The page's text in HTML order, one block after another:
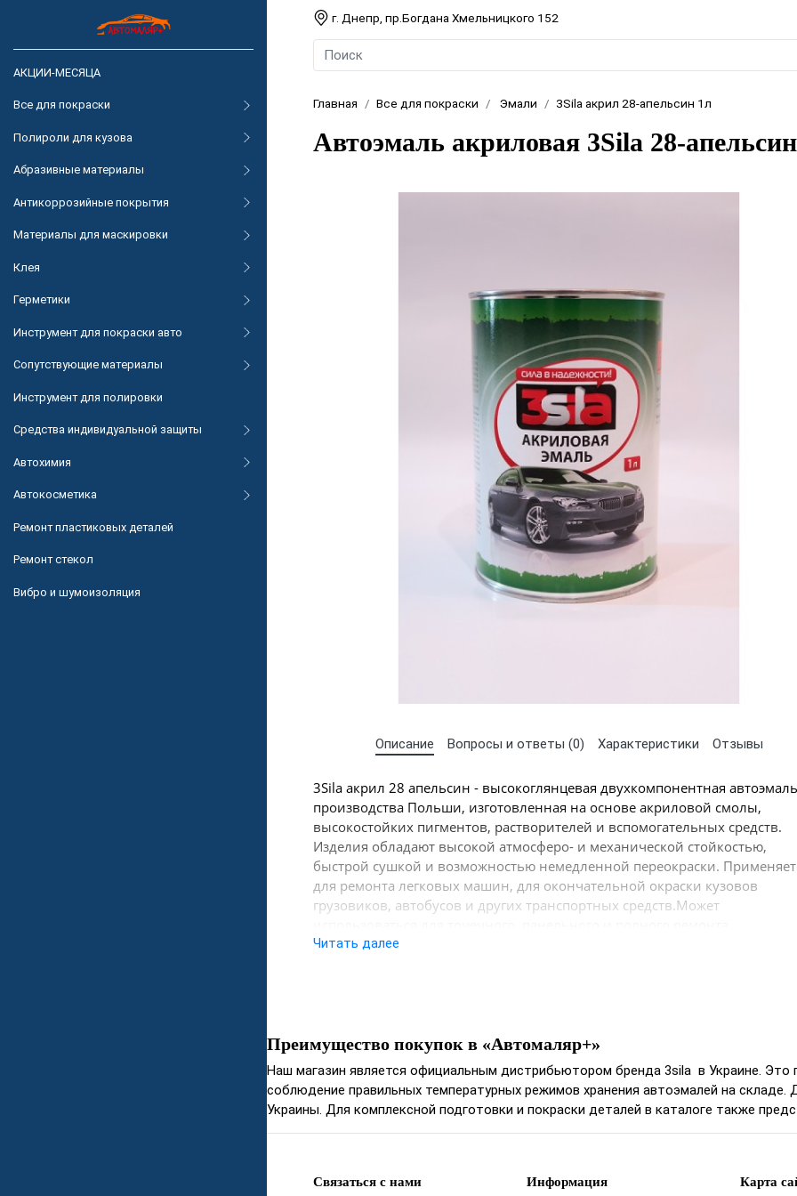
АКЦИИ-МЕСЯЦА
Все для покраски
Полироли для кузова
Абразивные материалы
Антикоррозийные покрытия
Материалы для маскировки
Клея
Герметики
Инструмент для покраски авто
Сопутствующие материалы
Инструмент для полировки
Средства индивидуальной защиты
Автохимия
Автокосметика
Ремонт пластиковых деталей
Ремонт стекол
Вибро и шумоизоляция
г. Днепр, пр.Богдана Хмельницкого 152
Главная Все для покраски Эмали 3Sila акрил 28-апельсин 1л
Автоэмаль акриловая 3Sila 28-апельсин
Описание
Вопросы и ответы (0) Характеристики Отзывы
3Sila акрил 28 апельсин - высокоглянцевая двухкомпонентная
производства Польши, изготовленная на основе акриловой смолы,
высокостойких пигментов, растворителей и вспомогательных средств.
Изделия обладают высокой атмосферо- и механической стойкостью,
быстрой сушкой и возможностью немедленной переокраски.
для ремонта легковых машин, для окончательной окраски кузовов
грузовиков, автобусов и других транспортных средств.Может
высокий блеск;
яркие цвета;
отличная укрываемость, низкий расход краски;
сохранение цвета на протяжении длительного периода;
долговечность покрытия и устойчивость к сколам и царапинам.
Читать далее
Преимущество покупок в «Автомаляр+»
Наш магазин является официальным дистрибьютором бренда 3sila в Украине. Это
соблюдение правильных температурных режимов хранения автоэмалей на
Украины. Для комплексной подготовки и покраски деталей в каталоге также
Связаться с нами Информация Карта